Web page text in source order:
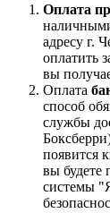
Оплата
адресу г.
оплатить
вы
Оплата
способ
службы
появится
вы будете
системы